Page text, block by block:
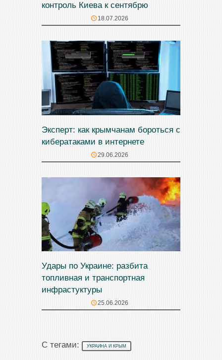
контроль Киева к сентябрю
18.07.2026
Эксперт: как крымчанам бороться с
кибератаками в интернете
29.06.2026
Удары по Украине: разбита
топливная и транспортная
инфрастуктуры
25.06.2026
С тегами: УКРАИНА И КРЫМ